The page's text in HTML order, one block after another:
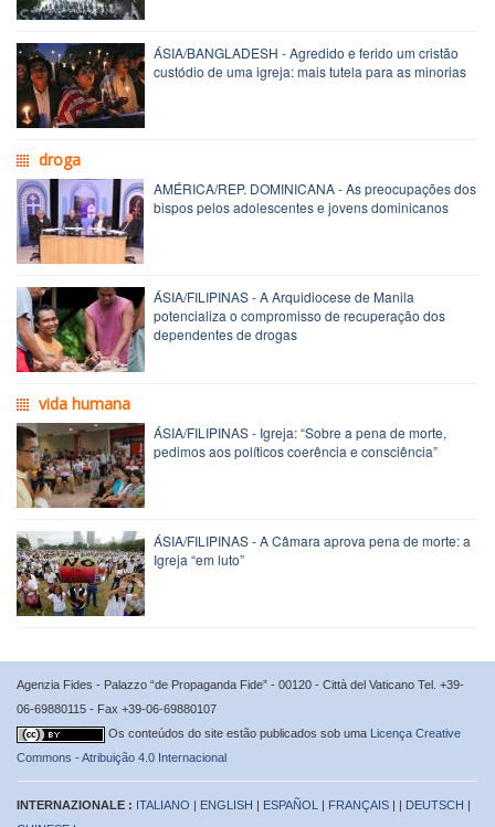
ÁSIA/BANGLADESH - Agredido e ferido um cristão
custódio de uma igreja: mais tutela para as minorias
droga
AMÉRICA/REP. DOMINICANA - As preocupações dos
bispos pelos adolescentes e jovens dominicanos
ÁSIA/FILIPINAS - A Arquidiocese de Manila
potencializa o compromisso de recuperação dos
dependentes de drogas
vida humana
ÁSIA/FILIPINAS - Igreja: “Sobre a pena de morte,
pedimos aos políticos coerência e consciência”
ÁSIA/FILIPINAS - A Câmara aprova pena de morte: a
Igreja “em luto”
Agenzia Fides - Palazzo “de Propaganda Fide” - 00120 - Città del Vaticano Tel. +39-
06-69880115 - Fax +39-06-69880107
Os conteúdos do site estão publicados sob uma Licença Creative
Commons - Atribuição 4.0 Internacional
INTERNAZIONALE : ITALIANO | ENGLISH | ESPAÑOL | FRANÇAIS | | DEUTSCH |